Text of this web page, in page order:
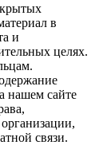
в
и
целях.
нашем сайте
связи.